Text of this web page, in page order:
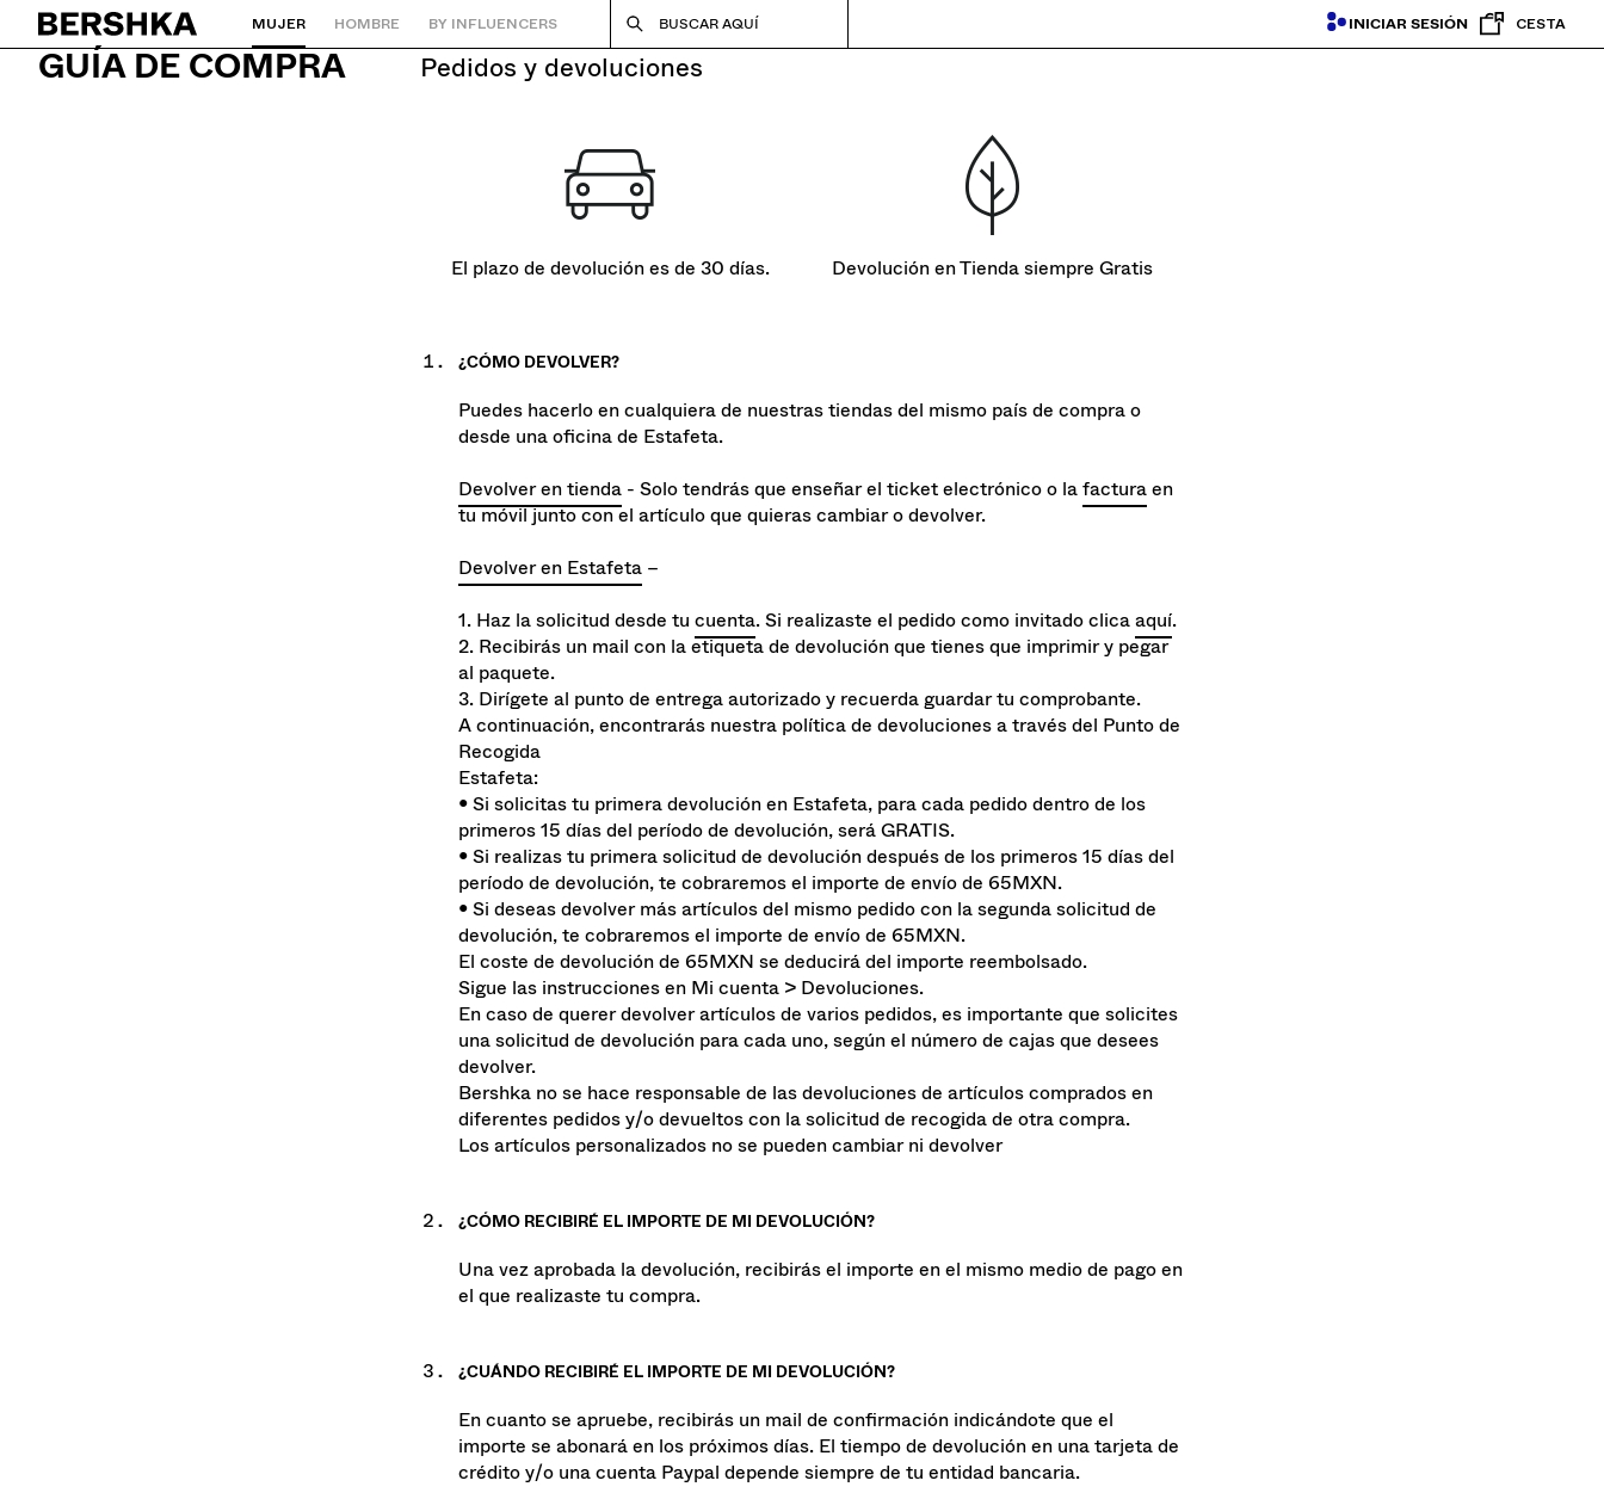
Volver a la página de inicioMUJER HOMBRE BY INFLUENCERS BUSCAR AQUÍ INICIAR SESIÓN CESTA
GUÍA DE COMPRA
¿CÓMO DEVOLVER?
Puedes hacerlo en cualquiera de nuestras tiendas del mismo país de compra o
Devolver en tienda- Solo tendrás que enseñar el ticket electrónico o la
1. Haz la solicitud desde tucuenta. Si realizaste el pedido como invitado clicaaquí
2. Recibirás un mail con la etiqueta de devolución que tienes que imprimir y pegar
al paquete.
3. Dirígete al punto de entrega autorizado y recuerda guardar tu comprobante.
A continuación, encontrarás nuestra política de devoluciones a través del Punto de
Recogida
Estafeta:
• Si solicitas tu primera devolución en Estafeta, para cada pedido dentro de los
primeros 15 días del período de devolución, será GRATIS.
• Si realizas tu primera solicitud de devolución después de los primeros 15 días del
período de devolución, te cobraremos el importe de envío de 65MXN.
• Si deseas devolver más artículos del mismo pedido con la segunda solicitud de
devolución, te cobraremos el importe de envío de 65MXN.
El coste de devolución de 65MXN se deducirá del importe reembolsado.
Sigue las instrucciones en Mi cuenta > Devoluciones.
En caso de querer devolver artículos de varios pedidos, es importante que solicites
una solicitud de devolución para cada uno, según el número de cajas que desees
devolver.
Bershka no se hace responsable de las devoluciones de artículos comprados en
diferentes pedidos y/o devueltos con la solicitud de recogida de otra compra.
¿CÓMO RECIBIRÉ EL IMPORTE DE MI DEVOLUCIÓN?
Una vez aprobada la devolución, recibirás el importe en el mismo medio de pago en
¿CUÁNDO RECIBIRÉ EL IMPORTE DE MI DEVOLUCIÓN?
En cuanto se apruebe, recibirás un mail de confirmación indicándote que el
importe se abonará en los próximos días. El tiempo de devolución en una tarjeta de